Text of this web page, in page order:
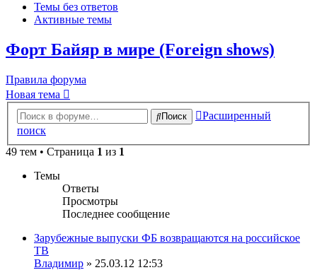
Темы без ответов
Активные темы
Форт Байяр в мире (Foreign shows)
Правила форума
Новая тема
Поиск
Расширенный
поиск
49 тем • Страница 1 из 1
Темы
Ответы
Просмотры
Последнее сообщение
Зарубежные выпуски ФБ возвращаются на российское
ТВ
Владимир » 25.03.12 12:53